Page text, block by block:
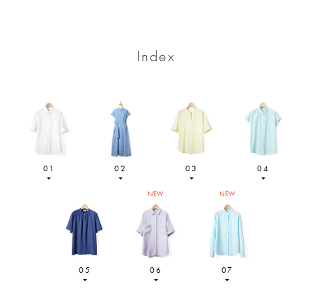
Index
01 02 03 04
05
NEW
06
NEW
07